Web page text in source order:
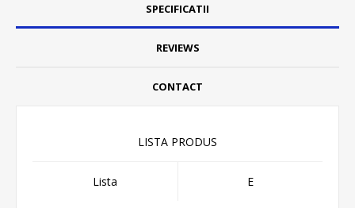
SPECIFICATII
REVIEWS
CONTACT
LISTA PRODUS
Lista E